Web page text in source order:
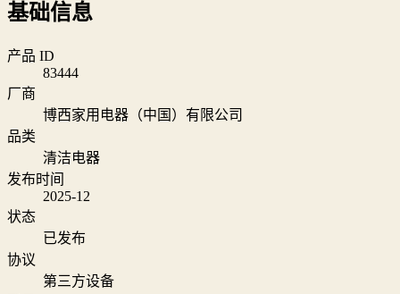
基础信息
产品 ID
83444
厂商
博西家用电器（中国）有限公司
品类
清洁电器
发布时间
2025-12
状态
已发布
协议
第三方设备